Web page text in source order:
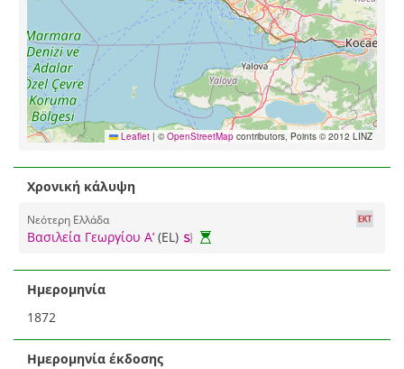
Leaflet | © OpenStreetMap contributors, Points © 2012 LINZ
Χρονική κάλυψη
Νεότερη Ελλάδα
Βασιλεία Γεωργίου Α’ (EL)
Ημερομηνία
1872
Ημερομηνία έκδοσης